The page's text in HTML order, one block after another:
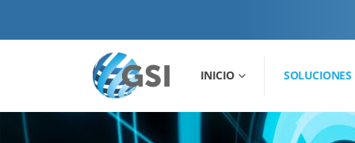
INICIO SOLUCIONES